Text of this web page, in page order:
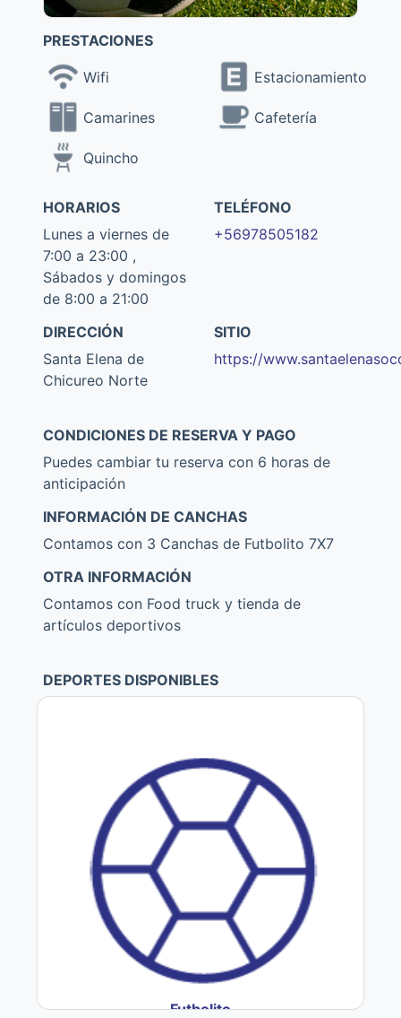
PRESTACIONES
Wifi Estacionamiento
Camarines Cafetería
Quincho
HORARIOS
Lunes a viernes de
7:00 a 23:00 ,
Sábados y domingos
de 8:00 a 21:00
TELÉFONO
+56978505182
DIRECCIÓN
Santa Elena de
Chicureo Norte
SITIO
https://
CONDICIONES DE RESERVA Y PAGO
Puedes cambiar tu reserva con 6 horas de
anticipación
INFORMACIÓN DE CANCHAS
Contamos con 3 Canchas de Futbolito 7X7
OTRA INFORMACIÓN
Contamos con Food truck y tienda de
artículos deportivos
DEPORTES DISPONIBLES
Futbolito